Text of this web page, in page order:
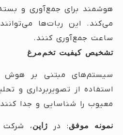
هوشمند برای جمع‌آوری و
می‌کند. این ربات‌ها
ساعت جمع‌آوری کنند.
تشخیص کیفیت تخم‌مرغ
سیستم‌های مبتنی بر هوش
استفاده از تصویربرداری و
معیوب را شناسایی و جدا
نمونه موفق: در ژاپن، شرکت